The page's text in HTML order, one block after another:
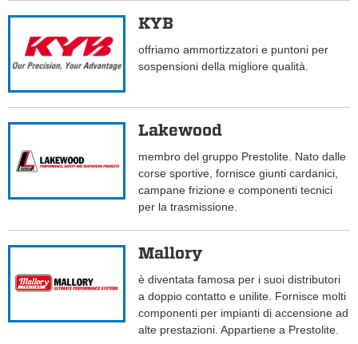
KYB
offriamo ammortizzatori e puntoni per
sospensioni della migliore qualità.
Lakewood
membro del gruppo Prestolite. Nato dalle
corse sportive, fornisce giunti cardanici,
campane frizione e componenti tecnici
per la trasmissione.
Mallory
è diventata famosa per i suoi distributori
a doppio contatto e unilite. Fornisce molti
componenti per impianti di accensione ad
alte prestazioni. Appartiene a Prestolite.